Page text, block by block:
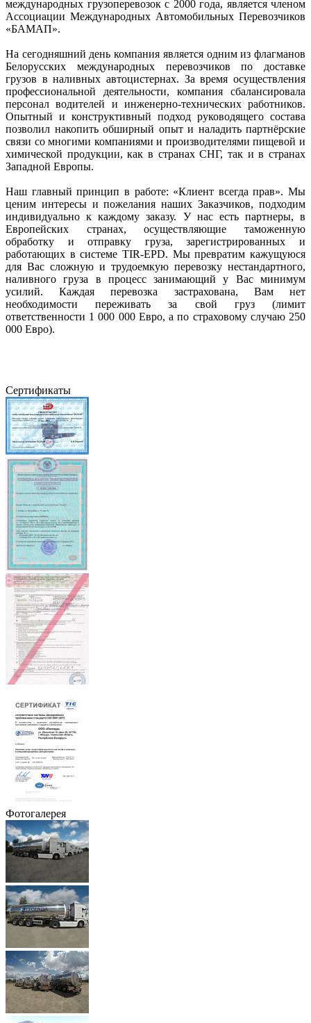
международных грузоперевозок с 2000 года, является членом
Ассоциации Международных Автомобильных Перевозчиков
«БАМАП».
На сегодняшний день компания является одним из флагманов
Белорусских международных перевозчиков по доставке
грузов в наливных автоцистернах. За время осуществления
профессиональной деятельности, компания сбалансировала
персонал водителей и инженерно-технических работников.
Опытный и конструктивный подход руководящего состава
позволил накопить обширный опыт и наладить партнёрские
связи со многими компаниями и производителями пищевой и
химической продукции, как в странах СНГ, так и в странах
Западной Европы.
Наш главный принцип в работе: «Клиент всегда прав». Мы
ценим интересы и пожелания наших Заказчиков, подходим
индивидуально к каждому заказу. У нас есть партнеры, в
Европейских странах, осуществляющие таможенную
обработку и отправку груза, зарегистрированных и
работающих в системе TIR-EPD. Мы превратим кажущуюся
для Вас сложную и трудоемкую перевозку нестандартного,
наливного груза в процесс занимающий у Вас минимум
усилий. Каждая перевозка застрахована, Вам нет
необходимости переживать за свой груз (лимит
ответственности 1 000 000 Евро, а по страховому случаю 250
000 Евро).
Сертификаты
Фотогалерея